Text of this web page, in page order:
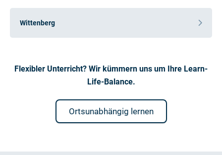
Wittenberg
Flexibler Unterricht? Wir kümmern uns um Ihre Learn-
Life-Balance.
Ortsunabhängig lernen